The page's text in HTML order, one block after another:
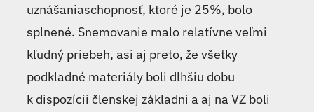
uznášaniaschopnosť, ktoré je 25%, bolo
splnené. Snemovanie malo relatívne veľmi
kľudný priebeh, asi aj preto, že všetky
podkladné materiály boli dlhšiu dobu
k dispozícii členskej základni a aj na VZ boli